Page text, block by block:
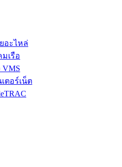
อะไหล่
เรือ
VMS
ตอร์เน็ต